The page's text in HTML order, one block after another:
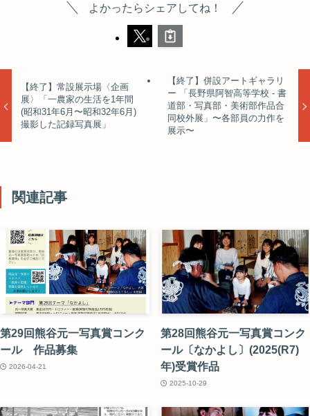
よかったらシェアしてね！
【終了】常設展示場〈企画
展〉「一農家の生活を1年間
(昭和31年6月〜昭和32年6月)
撮影した記録写真展」
【終了】併設アートギャラリ
ー 「長野県阿智高等学校 - 書
道部・写真部・美術部作品合
同校外展」〜各部員の力作を
展示〜
関連記事
第29回熊谷元一写真賞コンク
ール 作品募集
2026-04-21
第28回熊谷元一写真賞コンク
ール〔なかよし〕(2025(R7)
年)受賞作品
2025-10-29